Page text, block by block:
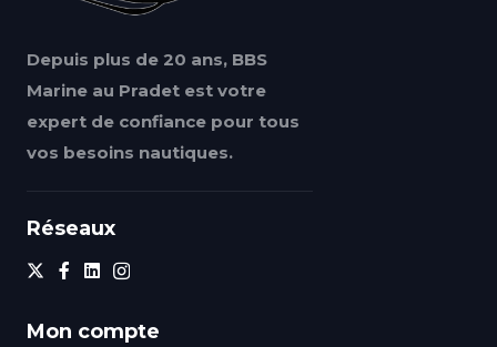
Depuis plus de 20 ans, BBS
Marine au Pradet est votre
expert de confiance pour tous
vos besoins nautiques.
Réseaux
Mon compte